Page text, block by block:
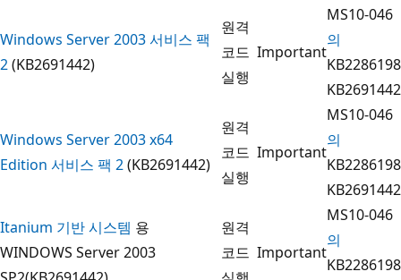
Windows Server 2003 서비스 팩
2(KB2691442)
원격
코드
실행
Important
MS10-046
의
KB2286198
KB2691442
Windows Server 2003 x64
Edition 서비스 팩 2(KB2691442)
원격
코드
실행
Important
MS10-046
의
KB2286198
KB2691442
Itanium 기반 시스템 용
WINDOWS Server 2003
원격
코드 Important
MS10-046
의
KB2286198